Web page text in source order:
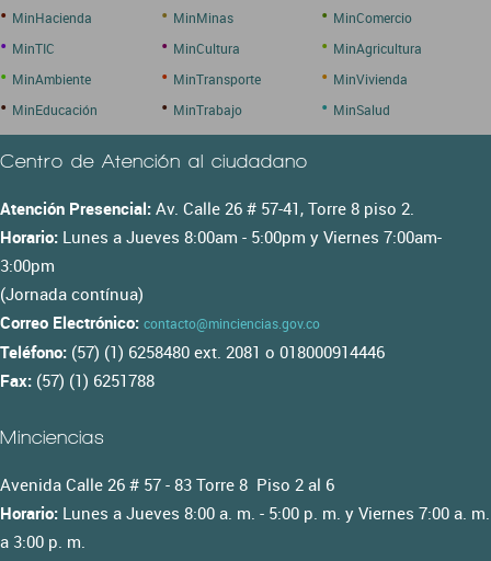
• MinHacienda • MinMinas • MinComercio
• MinTIC • MinCultura • MinAgricultura
• MinAmbiente • MinTransporte • MinVivienda
• MinEducación • MinTrabajo • MinSalud
Centro de Atención al ciudadano
Atención Presencial: Av. Calle 26 # 57-41, Torre 8 piso 2.
Horario: Lunes a Jueves 8:00am - 5:00pm y Viernes 7:00am-
3:00pm
(Jornada contínua)
Correo Electrónico: contacto@minciencias.gov.co
Teléfono: (57) (1) 6258480 ext. 2081 o 018000914446
Fax: (57) (1) 6251788
Minciencias
Avenida Calle 26 # 57 - 83 Torre 8 Piso 2 al 6
Horario: Lunes a Jueves 8:00 a. m. - 5:00 p. m. y Viernes 7:00 a. m.
a 3:00 p. m.